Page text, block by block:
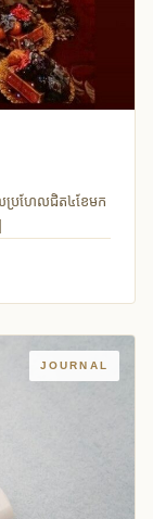
ប្រហែលជិត៤ខែមក
JOURNAL